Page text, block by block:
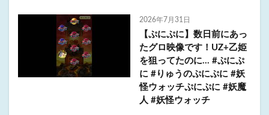
2026年7月31日
【ぷにぷに】数日前にあっ
たグロ映像です！UZ+乙姫
を狙ってたのに… #ぷにぷ
に #りゅうのぷにぷに #妖
怪ウォッチぷにぷに #妖魔
人 #妖怪ウォッチ